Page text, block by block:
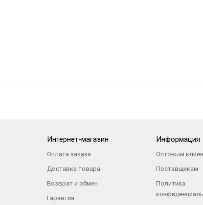
Интернет-магазин
Оплата заказа
Доставка товара
Возврат и обмен
Гарантия
Информация
Оптовым
Поставщикам
Политика